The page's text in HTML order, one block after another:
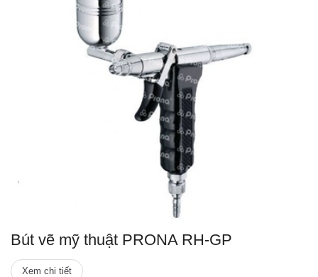
Bút vẽ mỹ thuật PRONA RH-GP
Xem chi tiết